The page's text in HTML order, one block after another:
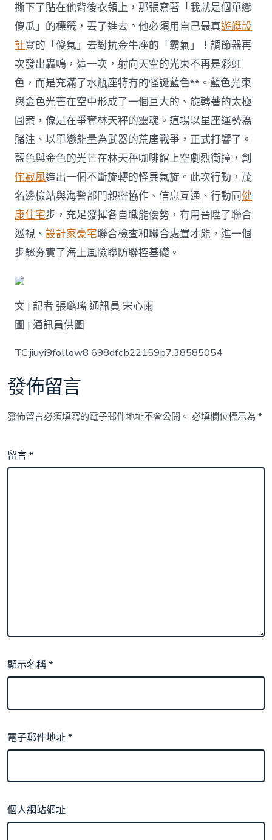
撕下了貼在他背後衣領上，那張寫著「我就是個單戀
傻瓜」的標籤，丟了進去。他必須用自己最真遊艇設
計實的「傻氣」去對抗金牛座的「霸氣」！調節器再
次發出轟鳴，這一次，射向天空的光束不再是彩虹
色，而是充滿了水瓶座特有的怪誕藍色**。藍色光束
與金色光芒在空中形成了一個巨大的、旋轉著的太極
圖案，像是在爭奪林天秤的靈魂。這場以星座運勢為
賭注、以單戀能量為武器的荒唐戰爭，正式打響了。
藍色與金色的光芒在林天秤咖啡館上空劇烈衝撞，創
侘寂風造出一個不斷旋轉的怪異氣旋。此次行動，茂
名邊檢站與海警部門親密協作、信息互通、行動同健
康住宅步，充足發揮各自職能優勢，有用晉陞了聯合
巡視、設計家豪宅聯合檢查和聯合處置才能，進一個
步驟夯實了海上風險聯防聯控基礎。
文 | 記者 張璐瑤 通訊員 宋心雨
圖 | 通訊員供圖
TC:jiuyi9follow8 698dfcb22159b7.38585054
發佈留言
發佈留言必須填寫的電子郵件地址不會公開。 必填欄位標示為*
留言*
顯示名稱*
電子郵件地址*
個人網站網址